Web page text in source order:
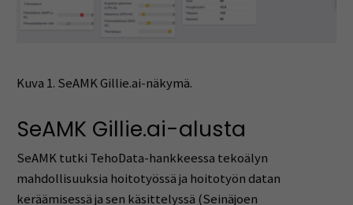
Kuva 1. SeAMK Gillie.ai-näkymä.
SeAMK Gillie.ai-alusta
SeAMK tutki TehoData-hankkeessa tekoälyn
mahdollisuuksia hoitotyössä ja hoitotyön datan
keräämisessä ja sen käsittelyssä (Seinäjoen